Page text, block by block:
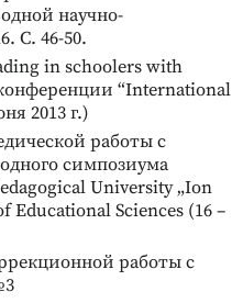
научно-
С. 46-50.
in schoolers with
“International
2013 г.)
работы с
симпозиума
University „Ion
Sciences (16 –
работы с